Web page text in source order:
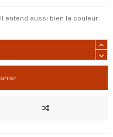
entend aussi bien la couleur